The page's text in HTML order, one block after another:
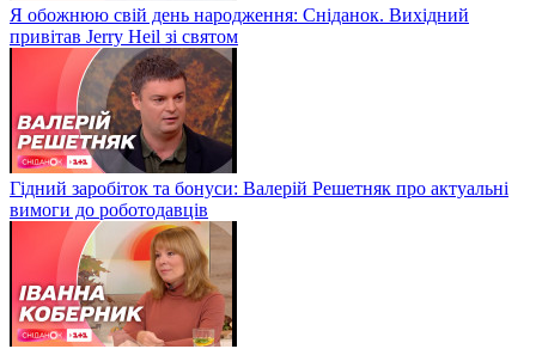
Я обожнюю свій день народження: Сніданок. Вихідний
привітав Jerry Heil зі святом
Гідний заробіток та бонуси: Валерій Решетняк про актуальні
вимоги до роботодавців